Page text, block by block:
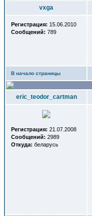
vxga
Регистрация: 15.06.2010
Сообщений: 789
В начало страницы
eric_teodor_cartman
Регистрация: 21.07.2008
Сообщений: 2989
Откуда: беларусь